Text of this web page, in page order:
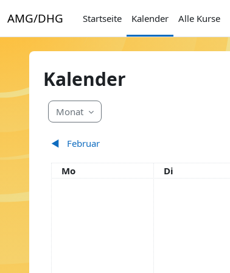
AMG/DHG Startseite Kalender Alle Kurse
Kalender
Monat
◀︎ Februar
Montag
Mo Dienstag
Di